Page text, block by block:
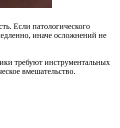
Если патологического
иначе осложнений не
требуют инструментальных
вмешательство.